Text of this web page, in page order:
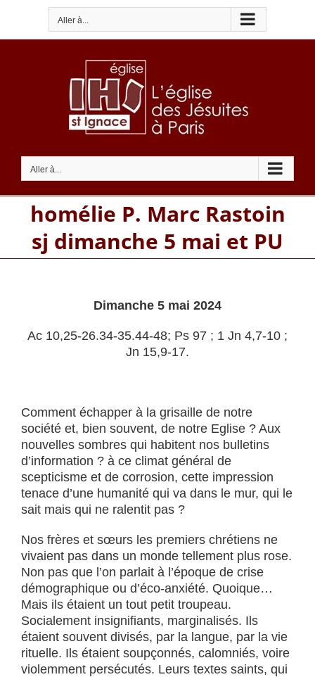
contenu
Aller à...
Aller à...
homélie P. Marc Rastoin
sj dimanche 5 mai et PU
Dimanche 5 mai 2024
Ac 10,25-26.34-35.44-48; Ps 97 ; 1 Jn 4,7-10 ;
Jn 15,9-17.
Comment échapper à la grisaille de notre
société et, bien souvent, de notre Eglise ? Aux
nouvelles sombres qui habitent nos bulletins
d’information ? à ce climat général de
scepticisme et de corrosion, cette impression
tenace d’une humanité qui va dans le mur, qui le
sait mais qui ne ralentit pas ?
Nos frères et sœurs les premiers chrétiens ne
vivaient pas dans un monde tellement plus rose.
Non pas que l’on parlait à l’époque de crise
démographique ou d’éco-anxiété. Quoique…
Mais ils étaient un tout petit troupeau.
Socialement insignifiants, marginalisés. Ils
étaient souvent divisés, par la langue, par la vie
rituelle. Ils étaient soupçonnés, calomniés, voire
violemment persécutés. Leurs textes saints, qui